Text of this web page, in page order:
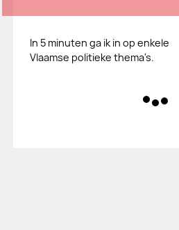
In 5 minuten ga ik in op enkele
Vlaamse politieke thema's.